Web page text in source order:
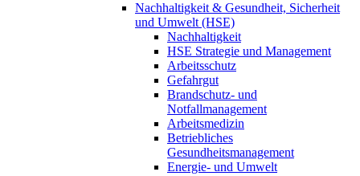
Nachhaltigkeit & Gesundheit, Sicherheit
und Umwelt (HSE)
Nachhaltigkeit
HSE Strategie und Management
Arbeitsschutz
Gefahrgut
Brandschutz- und
Notfallmanagement
Arbeitsmedizin
Betriebliches
Gesundheitsmanagement
Energie- und Umwelt